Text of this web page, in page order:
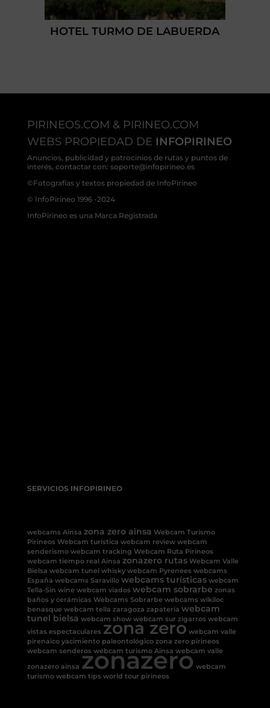
HOTEL TURMO DE LABUERDA
PIRINEOS.COM & PIRINEO.COM
WEBS PROPIEDAD DE INFOPIRINEO
Anuncios, publicidad y patrocinios de rutas y puntos de
interés, contactar con: soporte@infopirineo.es
©Fotografías y textos propiedad de InfoPirineo
© InfoPirineo 1996 -2024
InfoPirineo es una Marca Registrada
SERVICIOS INFOPIRINEO
webcams Ainsa zona zero ainsa Webcam Turismo
Pirineos Webcam turística webcam review webcam
senderismo webcam tracking Webcam Ruta Pirineos
webcam tiempo real Ainsa zonazero rutas Webcam Valle
Bielsa webcam tunel whisky webcam Pyrenees webcams
España webcams Saravillo webcams turísticas webcam
Tella-Sin wine webcam viados webcam sobrarbe zonas
baños y cerámicas Webcams Sobrarbe webcams wikiloc
benasque webcam tella zaragoza zapateria webcam
tunel bielsa webcam show webcam sur zigarros webcam
vistas espectaculares zona zero webcam valle
pirenaico yacimiento paleontológico zona zero pirineos
webcam senderos webcam turismo Ainsa webcam valle
zonazero ainsa zonazero webcam
turismo webcam tips world tour pirineos